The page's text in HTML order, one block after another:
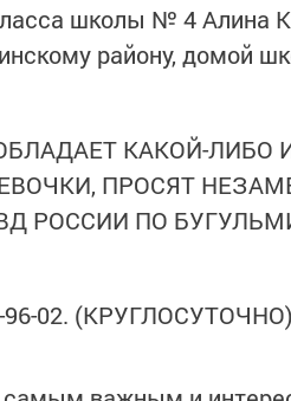
школы № 4 Алина
району, домой
КАКОЙ-
ПРОСЯТ
РОССИИ ПО
96-02. (КРУГЛОСУТОЧНО)